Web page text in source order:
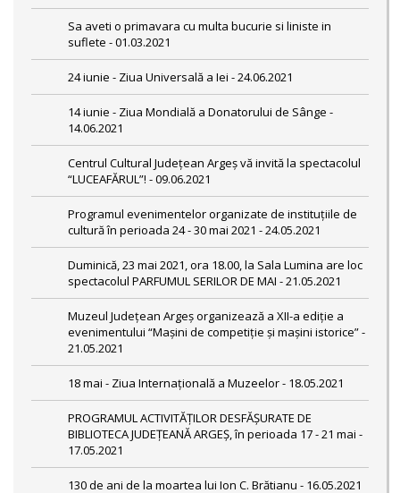
Sa aveti o primavara cu multa bucurie si liniste in
suflete - 01.03.2021
24 iunie - Ziua Universală a Iei - 24.06.2021
14 iunie - Ziua Mondială a Donatorului de Sânge -
14.06.2021
Centrul Cultural Județean Argeș vă invită la spectacolul
“LUCEAFĂRUL”! - 09.06.2021
Programul evenimentelor organizate de instituțiile de
cultură în perioada 24 - 30 mai 2021 - 24.05.2021
Duminică, 23 mai 2021, ora 18.00, la Sala Lumina are loc
spectacolul PARFUMUL SERILOR DE MAI - 21.05.2021
Muzeul Județean Argeș organizează a XII-a ediție a
evenimentului “Mașini de competiție și mașini istorice” -
21.05.2021
18 mai - Ziua Internațională a Muzeelor - 18.05.2021
PROGRAMUL ACTIVITĂȚILOR DESFĂȘURATE DE
BIBLIOTECA JUDEȚEANĂ ARGEȘ, în perioada 17 - 21 mai -
17.05.2021
130 de ani de la moartea lui Ion C. Brătianu - 16.05.2021